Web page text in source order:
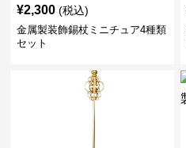
¥2,300 (税込)
金属製装飾錫杖ミニチュア4種類
セット